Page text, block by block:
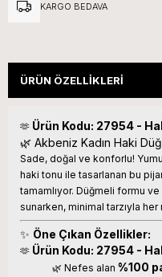
KARGO BEDAVA
ÜRÜN ÖZELLIKLERI
🫶 Ürün Kodu: 27954 -
🌿 Akbeniz Kadın Haki
Sade, doğal ve konforlu!
haki tonu ile tasarlanan bu
tamamlıyor. Düğmeli formu
sunarken, minimal tarzıyla
✨ Öne Çıkan Özellikler:
🫶 Ürün Kodu: 27954 -
🌿 Nefes alan %100